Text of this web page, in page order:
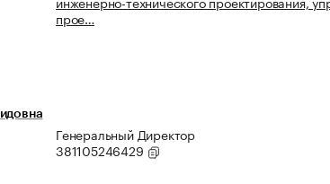
прое…
Генеральный Директор
381105246429